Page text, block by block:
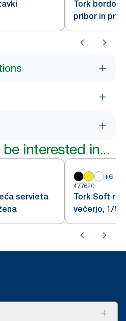
Tork bordo
pribor in
slonovine
interested in...
servieta
+6
477620
Tork Soft
večerjo, 1/8